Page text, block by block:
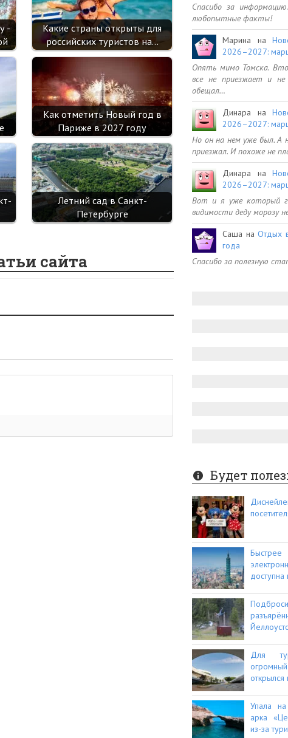
-
Какие страны открыты для
российских туристов на…
Как отметить Новый год в
Париже в 2027 году
Летний сад в Санкт-
Петербурге
сайта
Спасибо за
любопытные факты!
Марина на
2026–2027:
Опять мимо Томска.
все не приезжает и
обещал…
Динара на
2026–2027:
Но он на нем уже был. А
приезжал. И похоже не
Динара на
2026–2027:
Вот и я уже который
видимости деду морозу
Саша наОтдых
года
Спасибо за полезную
Будет
Для
открылся
Упала
арка
из-за